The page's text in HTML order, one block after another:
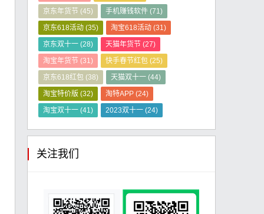
京东年货节 (45) 手机赚钱软件 (71)
京东618活动 (35) 淘宝618活动 (31)
京东双十一 (28) 天猫年货节 (27)
淘宝年货节 (31) 快手春节红包 (25)
京东618红包 (38) 天猫双十一 (44)
淘宝特价版 (32) 淘特APP (24)
淘宝双十一 (41) 2023双十一 (24)
关注我们